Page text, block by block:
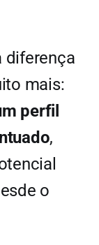
diferença
mais:
perfil
,
o